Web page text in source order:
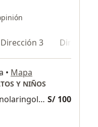
Dirección 3 Dirección 4
• Mapa
Y NIÑOS
Consulta Especializada Otorrinolaringológica S/ 100